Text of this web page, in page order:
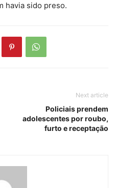
havia sido preso.
Next article
Policiais prendem
adolescentes por roubo,
furto e receptação